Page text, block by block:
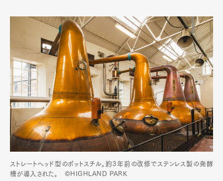
ストレートヘッド型のポットスチル。約3年前の改修でステンレス製の発酵
槽が導入された。 ©HIGHLAND PARK